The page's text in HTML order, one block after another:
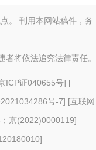
。 刊用本网站稿件，务
将依法追究法律责任。
ICP证040655号] [
号-7] [互联网
京(2022)0000119]
]